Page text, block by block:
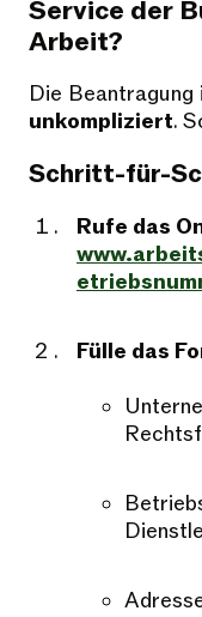
Service der
Arbeit?
Die Beantragung
unkompliziert.
Schritt-für-
Rufe das
Fülle das